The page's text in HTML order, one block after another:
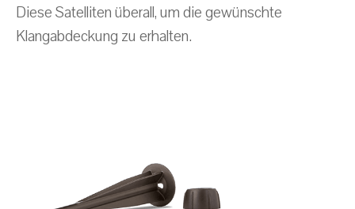
Diese Satelliten überall, um die gewünschte
Klangabdeckung zu erhalten.